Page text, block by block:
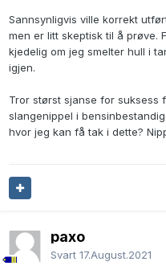
Sannsynligvis ville korrekt
men er litt skeptisk til å prøve.
kjedelig om jeg smelter hull i
igjen.
Tror størst sjanse for suksess
slangenippel i
hvor jeg kan få tak i dette?
paxo
Svart 17.August.2021